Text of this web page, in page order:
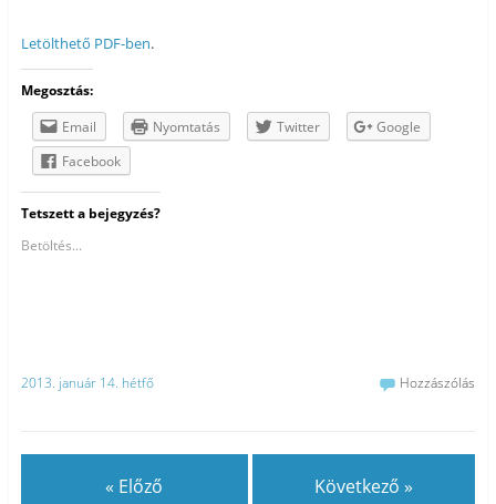
Letölthető PDF-ben.
Megosztás:
Email
Nyomtatás Twitter
Google
Facebook
Tetszett a bejegyzés?
Betöltés...
2013. január 14. hétfő Hozzászólás
« Előző Következő »